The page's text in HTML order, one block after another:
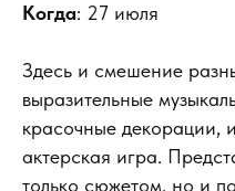
Когда: 27 июля
Здесь и смешение
выразительные
красочные декорации,
актерская игра.
только сюжетом, но и